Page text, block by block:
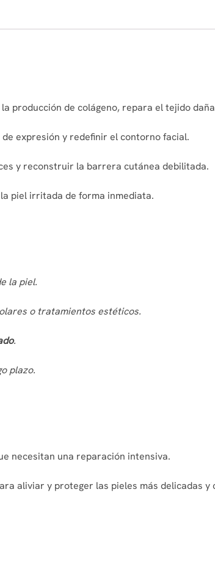
producción de colágeno, repara el tejido
expresión y redefinir el contorno facial.
y reconstruir la barrera cutánea debilitada.
piel irritada de forma inmediata.
la piel.
o tratamientos estéticos.
.
plazo.
necesitan una reparación intensiva.
aliviar y proteger las pieles más delicadas y